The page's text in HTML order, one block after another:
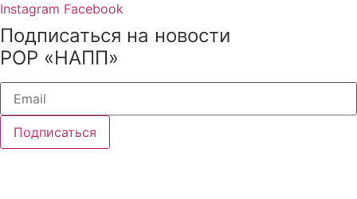
Instagram Facebook
Подписаться на новости
РОР «НАПП»
Подписаться